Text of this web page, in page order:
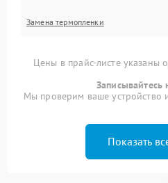
Замена термопленки
Цены в прайс-листе указаны
Записывайтесь
Мы проверим ваше устройство
Показать